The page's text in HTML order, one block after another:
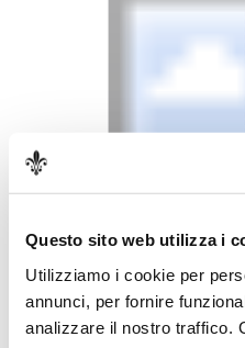
Questo sito web utilizza i
Utilizziamo i cookie per
annunci, per fornire
analizzare il nostro traffico.
Settore A
Settore B